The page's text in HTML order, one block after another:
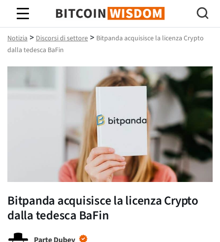
Saggezza Bitcoin
Notizia > Discorsi di settore > Bitpanda acquisisce la licenza Crypto
dalla tedesca BaFin
Bitpanda acquisisce la licenza Crypto
dalla tedesca BaFin